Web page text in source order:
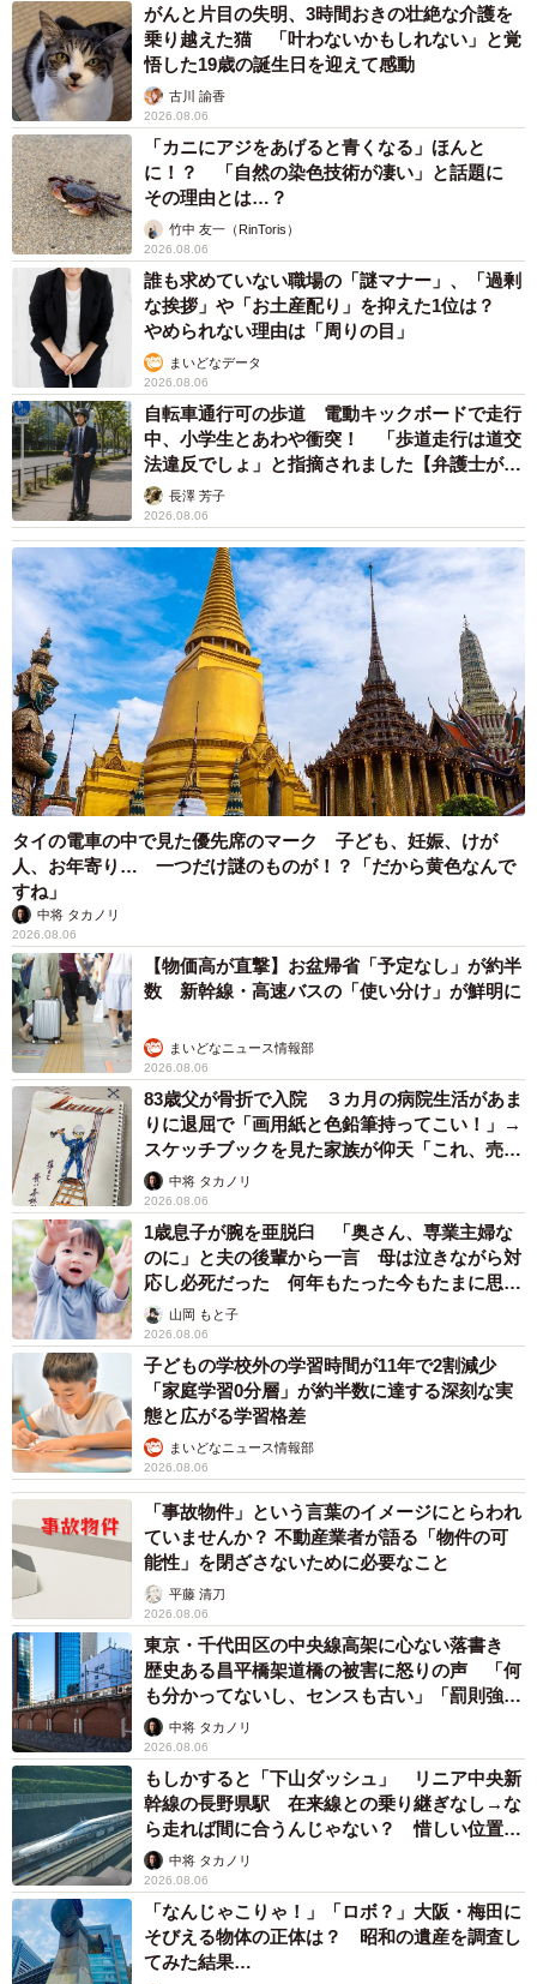
がんと片目の失明、3時間おきの壮絶な介護を
乗り越えた猫 「叶わないかもしれない」と覚
悟した19歳の誕生日を迎えて感動
古川 諭香
2026.08.06
「カニにアジをあげると青くなる」ほんと
に！？ 「自然の染色技術が凄い」と話題に
その理由とは…？
竹中 友一（RinToris）
2026.08.06
誰も求めていない職場の「謎マナー」、「過剰
な挨拶」や「お土産配り」を抑えた1位は？
やめられない理由は「周りの目」
まいどなデータ
2026.08.06
自転車通行可の歩道 電動キックボードで走行
中、小学生とあわや衝突！ 「歩道走行は道交
法違反でしょ」と指摘されました【弁護士が解
説】長澤 芳子
2026.08.06
タイの電車の中で見た優先席のマーク 子ども、妊娠、けが
人、お年寄り… 一つだけ謎のものが！？「だから黄色なんで
すね」
中将 タカノリ
2026.08.06
【物価高が直撃】お盆帰省「予定なし」が約半
数 新幹線・高速バスの「使い分け」が鮮明に
まいどなニュース情報部
2026.08.06
83歳父が骨折で入院 ３カ月の病院生活があま
りに退屈で「画用紙と色鉛筆持ってこい！」→
スケッチブックを見た家族が仰天「これ、売れ
ますよ…」
中将 タカノリ
2026.08.06
1歳息子が腕を亜脱臼 「奥さん、専業主婦な
のに」と夫の後輩から一言 母は泣きながら対
応し必死だった 何年もたった今もたまに思い
出し…山岡 もと子
2026.08.06
子どもの学校外の学習時間が11年で2割減少
「家庭学習0分層」が約半数に達する深刻な実
態と広がる学習格差
まいどなニュース情報部
2026.08.06
「事故物件」という言葉のイメージにとらわれ
ていませんか？ 不動産業者が語る「物件の可
能性」を閉ざさないために必要なこと
平藤 清刀
2026.08.06
東京・千代田区の中央線高架に心ない落書き
歴史ある昌平橋架道橋の被害に怒りの声 「何
も分かってないし、センスも古い」「罰則強化
して」中将 タカノリ
2026.08.06
もしかすると「下山ダッシュ」 リニア中央新
幹線の長野県駅 在来線との乗り継ぎなし→な
ら走れば間に合うんじゃない？ 惜しい位置関
係が反響
中将 タカノリ
2026.08.06
「なんじゃこりゃ！」「ロボ？」大阪・梅田に
そびえる物体の正体は？ 昭和の遺産を調査し
てみた結果…